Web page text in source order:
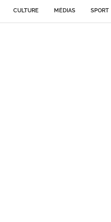
CULTURE MÉDIAS SPORT